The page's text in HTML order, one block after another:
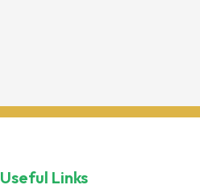
Useful Links